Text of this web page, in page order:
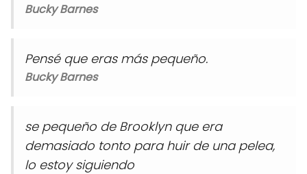
Bucky Barnes
Pensé que eras más pequeño.
Bucky Barnes
se pequeño de Brooklyn que era
demasiado tonto para huir de una pelea,
lo estoy siguiendo